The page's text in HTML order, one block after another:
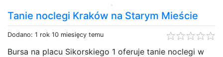
Tanie noclegi Kraków na Starym Mieście
Dodano: 1 rok 10 miesięcy temu
Bursa na placu Sikorskiego 1 oferuje tanie noclegi w